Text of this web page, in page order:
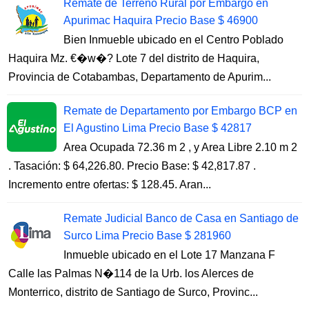
Remate de Terreno Rural por Embargo en
Apurimac Haquira Precio Base $ 46900
Bien Inmueble ubicado en el Centro Poblado
Haquira Mz. €�w�? Lote 7 del distrito de Haquira,
Provincia de Cotabambas, Departamento de Apurim...
Remate de Departamento por Embargo BCP en
El Agustino Lima Precio Base $ 42817
Area Ocupada 72.36 m 2 , y Area Libre 2.10 m 2
. Tasación: $ 64,226.80. Precio Base: $ 42,817.87 .
Incremento entre ofertas: $ 128.45. Aran...
Remate Judicial Banco de Casa en Santiago de
Surco Lima Precio Base $ 281960
Inmueble ubicado en el Lote 17 Manzana F
Calle las Palmas N�114 de la Urb. los Alerces de
Monterrico, distrito de Santiago de Surco, Provinc...